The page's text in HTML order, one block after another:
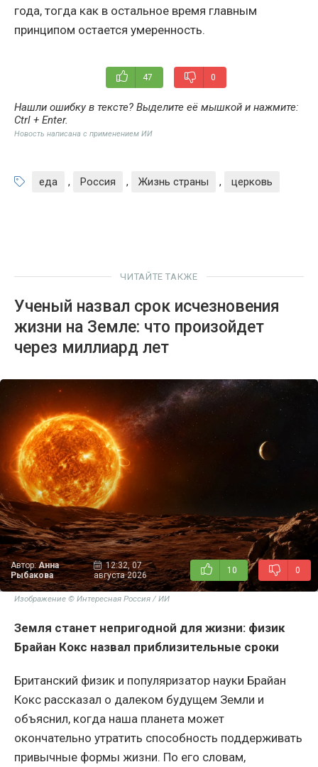
года, тогда как в остальное время главным
принципом остается умеренность.
47 0
Нашли ошибку в тексте? Выделите её мышкой и нажмите:
Ctrl + Enter.
Новость написана с применением ИИ
еда , Россия , Жизнь страны , церковь
ЧИТАЙТЕ ТАКЖЕ
Ученый назвал срок исчезновения
жизни на Земле: что произойдет
через миллиард лет
Автор:Анна
Рыбакова
12:32, 07
августа 2026
10 0
Изображение © Интересная Россия / ИИ
Земля станет непригодной для жизни: физик
Брайан Кокс назвал приблизительные сроки
Британский физик и популяризатор науки Брайан
Кокс рассказал о далеком будущем Земли и
объяснил, когда наша планета может
окончательно утратить способность поддерживать
привычные формы жизни. По его словам,